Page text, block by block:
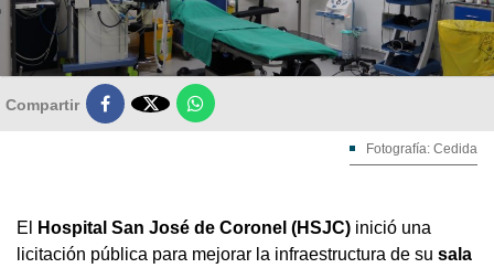
Compartir 
Fotografía: Cedida
El Hospital San José de Coronel (HSJC) inició una
licitación pública para mejorar la infraestructura de su sala